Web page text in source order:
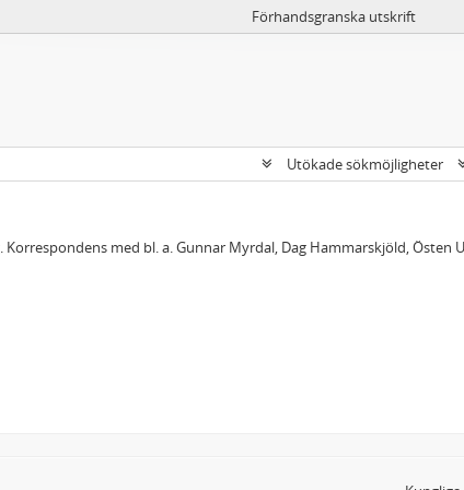
Förhandsgranska utskrift
Utökade sökmöjligheter
med bl. a. Gunnar Myrdal, Dag Hammarskjöld, Östen